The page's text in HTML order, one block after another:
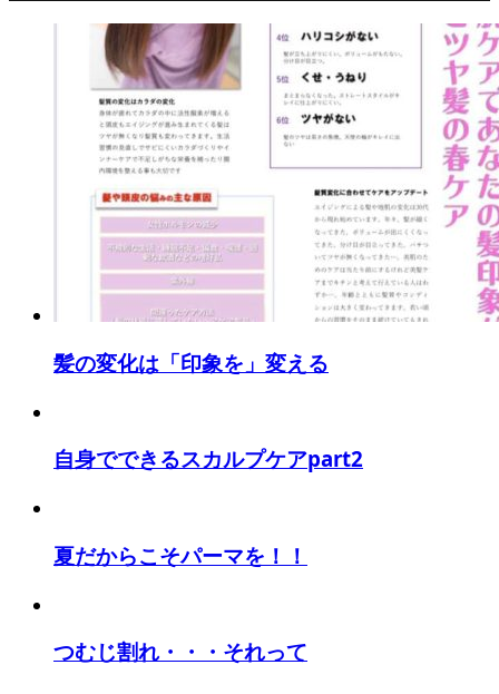
髪の変化は「印象を」変える
自身でできるスカルプケアpart2
夏だからこそパーマを！！
つむじ割れ・・・それって